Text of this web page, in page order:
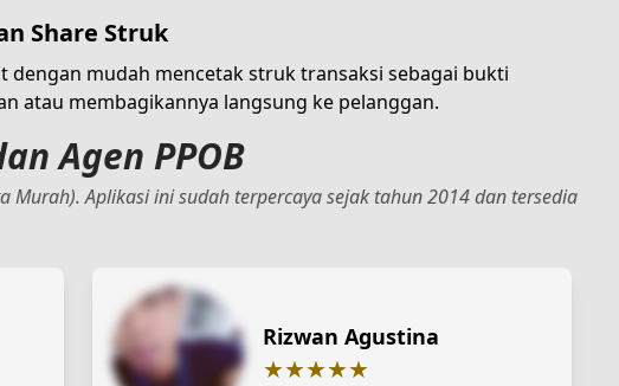
Share Struk
dengan mudah mencetak struk transaksi sebagai bukti
atau membagikannya langsung ke pelanggan.
Agen PPOB
Murah). Aplikasi ini sudah terpercaya sejak tahun 2014 dan tersedia
Rizwan Agustina
★★★★★